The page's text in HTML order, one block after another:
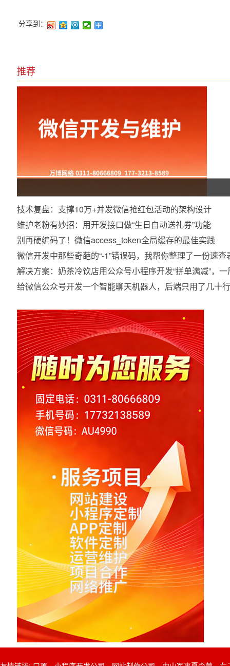
分享到：
推荐
技术复盘：支撑10万+并发微信抢红包活动的架构设计
维护老粉有妙招：用开发接口做“生日自动送礼券”功能
别再硬编码了！微信access_token全局缓存的最佳实践
微信开发中那些奇葩的“-1”错误码，我帮你整理了一份速查
解决方案：奶茶冷饮店用公众号小程序开发“拼单满减”，
给微信公众号开发一个智能聊天机器人，后端只用了几十